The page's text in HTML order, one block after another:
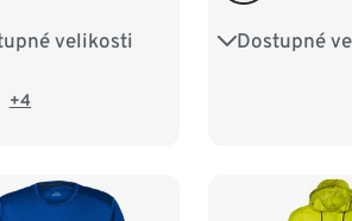
velikosti
M 48/50
+4
Dostupné
S 44/46 M